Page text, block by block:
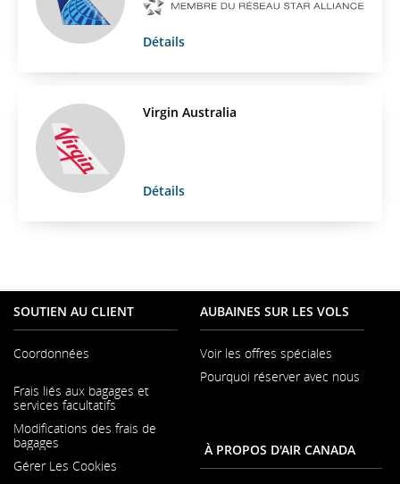
Détails
Virgin Australia
Détails
SOUTIEN AU CLIENT
Coordonnées
dans
une
nouvelle
fenêtre
Frais liés aux bagages et
services facultatifs
Modifications des frais de
bagages
Gérer Les Cookies
AUBAINES SUR LES VOLS
Voir les offres spéciales
Pourquoi réserver avec nous
nouvelle
fenêtre
À PROPOS D'AIR CANADA